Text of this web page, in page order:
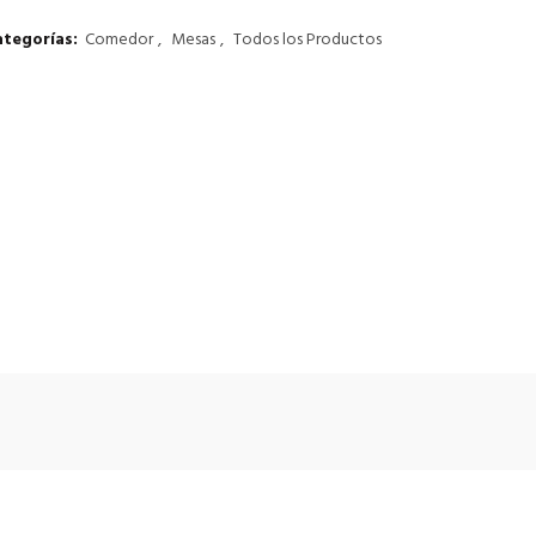
Comedor, Mesas, Todos los Productos